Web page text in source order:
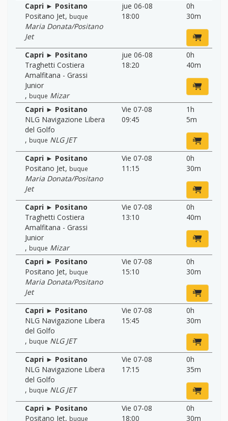
Capri ► Positano
Positano Jet, buque
Maria Donata/Positano
Jet
jue 06-08
18:00
0h
30m
Capri ► Positano
Traghetti Costiera
Amalfitana - Grassi
Junior
, buque Mizar
jue 06-08
18:20
0h
40m
Capri ► Positano
NLG Navigazione Libera
del Golfo
, buque NLG JET
Vie 07-08
09:45
1h
5m
Capri ► Positano
Positano Jet, buque
Maria Donata/Positano
Jet
Vie 07-08
11:15
0h
30m
Capri ► Positano
Traghetti Costiera
Amalfitana - Grassi
Junior
, buque Mizar
Vie 07-08
13:10
0h
40m
Capri ► Positano
Positano Jet, buque
Maria Donata/Positano
Jet
Vie 07-08
15:10
0h
30m
Capri ► Positano
NLG Navigazione Libera
del Golfo
, buque NLG JET
Vie 07-08
15:45
0h
30m
Capri ► Positano
NLG Navigazione Libera
del Golfo
, buque NLG JET
Vie 07-08
17:15
0h
35m
Capri ► Positano
Positano Jet, buque
Vie 07-08
18:00
0h
30m